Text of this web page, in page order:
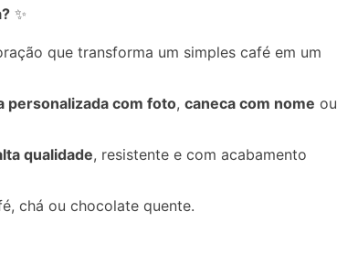
✨
que transforma um simples café em um
personalizada com foto, caneca com nome ou
qualidade, resistente e com acabamento
chá ou chocolate quente.